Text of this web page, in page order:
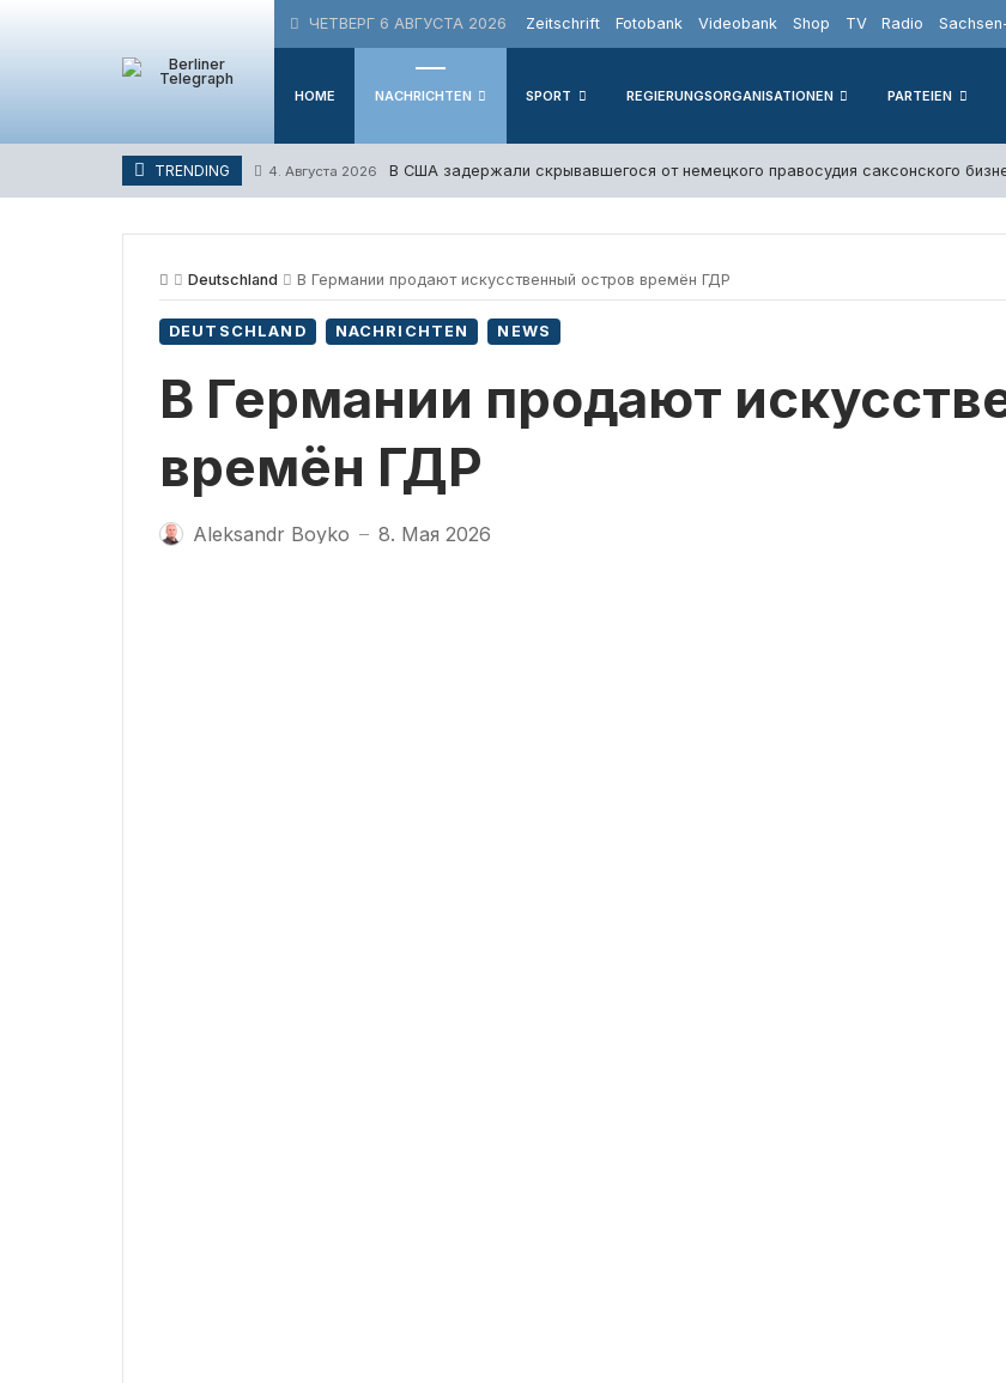
ЧЕТВЕРГ 6 АВГУСТА 2026 Zeitschrift Fotobank Videobank Shop TV Radio
HOME NACHRICHTEN SPORT REGIERUNGSORGANISATIONEN PARTEIEN
TRENDING 4. Августа 2026 В США задержали скрывавшегося от немецкого правосудия саксонского
Deutschland В Германии продают искусственный остров времён ГДР
DEUTSCHLAND NACHRICHTEN NEWS
В Германии продают
времён ГДР
Aleksandr Boyko — 8. Мая 2026